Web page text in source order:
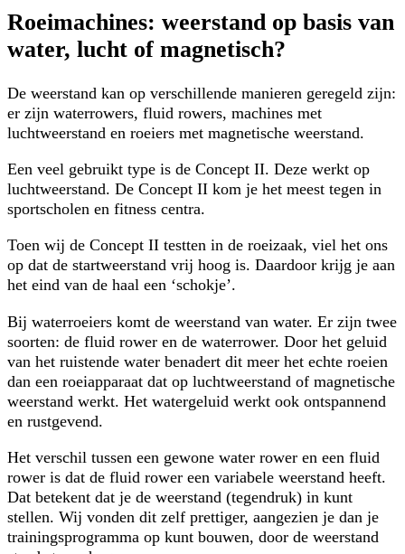
Roeimachines: weerstand op basis van
water, lucht of magnetisch?
De weerstand kan op verschillende manieren geregeld zijn:
er zijn waterrowers, fluid rowers, machines met
luchtweerstand en roeiers met magnetische weerstand.
Een veel gebruikt type is de Concept II. Deze werkt op
luchtweerstand. De Concept II kom je het meest tegen in
sportscholen en fitness centra.
Toen wij de Concept II testten in de roeizaak, viel het ons
op dat de startweerstand vrij hoog is. Daardoor krijg je aan
het eind van de haal een ‘schokje’.
Bij waterroeiers komt de weerstand van water. Er zijn twee
soorten: de fluid rower en de waterrower. Door het geluid
van het ruistende water benadert dit meer het echte roeien
dan een roeiapparaat dat op luchtweerstand of magnetische
weerstand werkt. Het watergeluid werkt ook ontspannend
en rustgevend.
Het verschil tussen een gewone water rower en een fluid
rower is dat de fluid rower een variabele weerstand heeft.
Dat betekent dat je de weerstand (tegendruk) in kunt
stellen. Wij vonden dit zelf prettiger, aangezien je dan je
trainingsprogramma op kunt bouwen, door de weerstand